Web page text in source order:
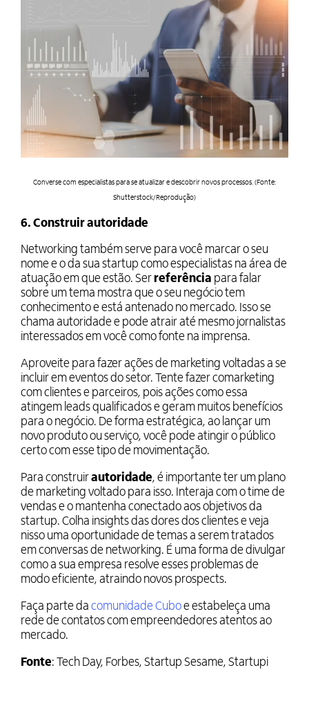
Converse com especialistas para se atualizar e descobrir novos processos. (Fonte:
Shutterstock/Reprodução)
6. Construir autoridade
Networking também serve para você marcar o seu
nome e o da sua startup como especialistas na área de
atuação em que estão. Ser referência para falar
sobre um tema mostra que o seu negócio tem
conhecimento e está antenado no mercado. Isso se
chama autoridade e pode atrair até mesmo jornalistas
interessados em você como fonte na imprensa.
Aproveite para fazer ações de marketing voltadas a se
incluir em eventos do setor. Tente fazer comarketing
com clientes e parceiros, pois ações como essa
atingem leads qualificados e geram muitos benefícios
para o negócio. De forma estratégica, ao lançar um
novo produto ou serviço, você pode atingir o público
certo com esse tipo de movimentação.
Para construirautoridade, é importante ter um plano
de marketing voltado para isso. Interaja com o time de
vendas e o mantenha conectado aos objetivos da
startup. Colha insights das dores dos clientes e veja
nisso uma oportunidade de temas a serem tratados
em conversas de networking. É uma forma de divulgar
como a sua empresa resolve esses problemas de
modo eficiente, atraindo novos prospects.
Faça parte da comunidade Cuboe estabeleça uma
rede de contatos com empreendedores atentos ao
mercado.
Fonte: Tech Day, Forbes, Startup Sesame, Startupi